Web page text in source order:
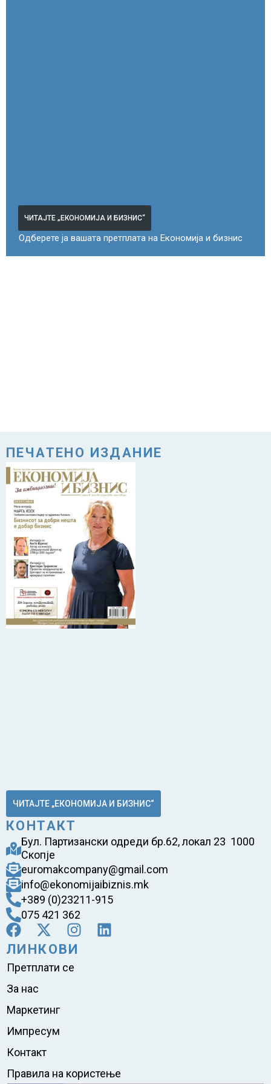
ЧИТАЈТЕ „ЕКОНОМИЈА И БИЗНИС“
Одберете ја вашата претплата на Економија и бизнис
ПЕЧАТЕНО ИЗДАНИЕ
ЧИТАЈТЕ „ЕКОНОМИЈА И БИЗНИС“
КОНТАКТ
Бул. Партизански одреди бр.62, локал 23 1000
Скопје
euromakcompany@gmail.com
info@ekonomijaibiznis.mk
+389 (0)23211-915
075 421 362
ЛИНКОВИ
Претплати се
За нас
Маркетинг
Импресум
Контакт
Правила на користење